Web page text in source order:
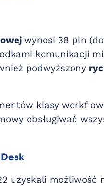
wynosi 38 pln
komunikacji
podwyższony
klasy
obsługiwać
uzyskali możliwość